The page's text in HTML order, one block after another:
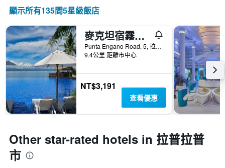
軸，
顯
過
去
三
天
內
找
到
的
今
間
均
按
星
級
分
類
的
飯
店
類
別。
此
圖
有
1
條
況。
圖
表
有
1
個
X
軸，
顯
示
距
預
訂
日
期
顯示所有135間5星級飯店
麥克坦宿霧都喜天麗酒店
Punta Engano Road, 5, 拉普拉普市, 菲律賓
9.4公里 距離市中心
NT$3,191
查看優惠
Other star-rated hotels in 拉普拉普
市